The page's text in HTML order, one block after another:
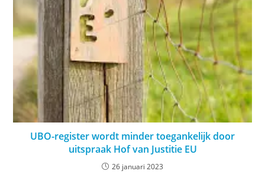
UBO-register wordt minder toegankelijk door
uitspraak Hof van Justitie EU
26 januari 2023